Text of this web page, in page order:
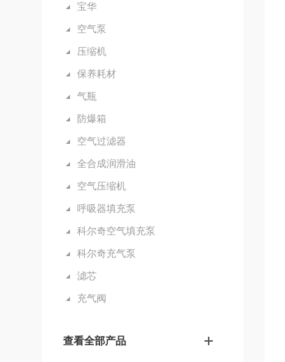
宝华
空气泵
压缩机
保养耗材
气瓶
防爆箱
空气过滤器
全合成润滑油
空气压缩机
呼吸器填充泵
科尔奇空气填充泵
科尔奇充气泵
滤芯
充气阀
查看全部产品